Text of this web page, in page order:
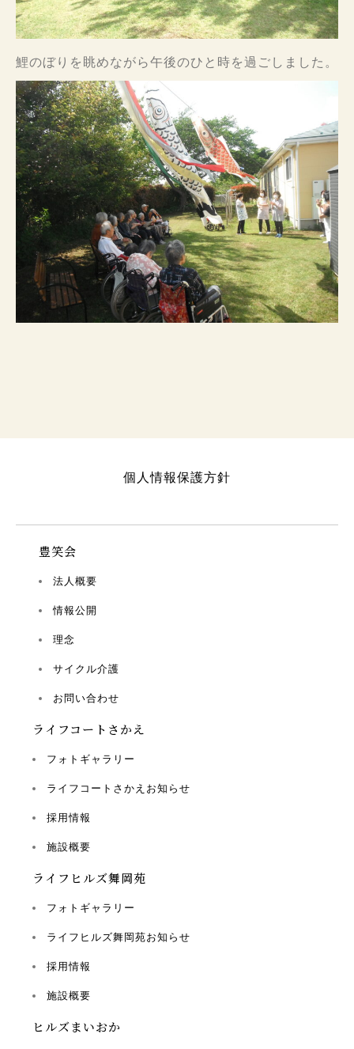
鯉のぼりを眺めながら午後のひと時を過ごしました。
個人情報保護方針
豊笑会
法人概要
情報公開
理念
サイクル介護
お問い合わせ
ライフコートさかえ
フォトギャラリー
ライフコートさかえお知らせ
採用情報
施設概要
ライフヒルズ舞岡苑
フォトギャラリー
ライフヒルズ舞岡苑お知らせ
採用情報
施設概要
ヒルズまいおか